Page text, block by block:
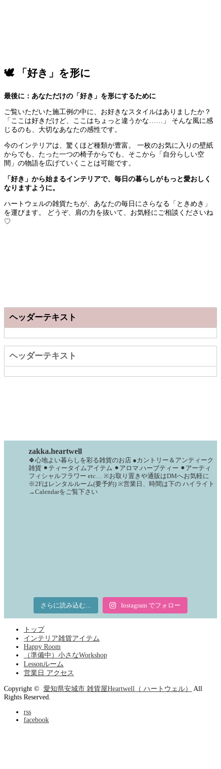
🕊️ 「好き」を形に
最後に：あなただけの「好き」を形にするために
ご覧いただいた施工例の中に、お好きなスタイルはありましたか？
「ここは好きだけど、ここはちょっと違うかな……」 そんな風に感
じるのも、大切なあなたの感性です。
今のインテリアは、驚くほど種類が豊富。 一枚のお気に入りの壁紙
からでも、たった一つの椅子からでも、そこから「自分らしい空
間」の物語を広げていくことは可能です。
「好き」から始まるインテリアで、毎日の暮らしがもっと愛おしく
なりますように。
ハートウェルの雑貨たちが、あなたの毎日にさらなる「ときめき」
を運びます。 どうぞ、肩の力を抜いて、お気軽にご相談くださいね
♡
ヘッダーテキスト
ヘッダーテキスト
zakka.heartwell
🍀心地よい暮らしを彩る雑貨のお店 ●カントリー＆アンティーク
雑貨 ⚫︎ティータイムアイテム ⚫︎アロマ.ハーブティー ⚫︎アーティ
フィシャルフラワー etc… ※お取り置きや通販はDMへお気軽に
※2Fはレンタルルーム(要予約) ※営業日、時間は下の ハイライト
→Calendarをご覧下さい
さらに読み込む... Instagram でフォロー
トップ
インテリア雑貨アイテム
Happy Room
（準備中）小さなWorkshop
Lessonルーム
営業日 アクセス
Copyright © 愛知県安城市 雑貨屋Heartwell（ ハートウェル）
All
Rights Reserved.
rss
facebook